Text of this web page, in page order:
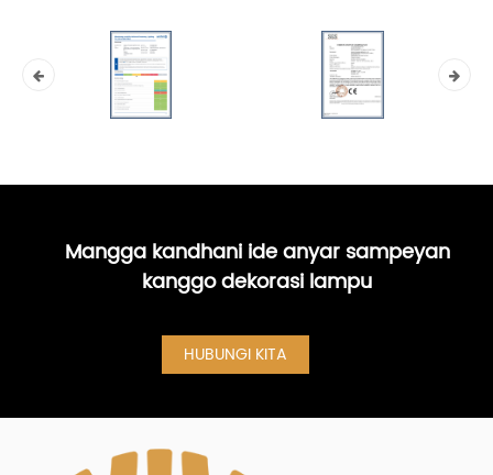
Mangga kandhani ide anyar sampeyan
kanggo dekorasi lampu
HUBUNGI KITA